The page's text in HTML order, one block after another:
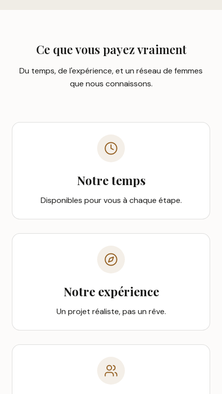
Ce que vous payez vraiment
Du temps, de l'expérience, et un réseau de femmes
que nous connaissons.
Notre temps
Disponibles pour vous à chaque étape.
Notre expérience
Un projet réaliste, pas un rêve.